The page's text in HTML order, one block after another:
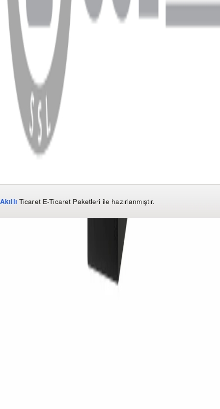
WhatsApp Facebook
Copyright
2026 Dükkan Hifi
Akıllı Ticaret E-Ticaret Paketleri ile hazırlanmıştır.